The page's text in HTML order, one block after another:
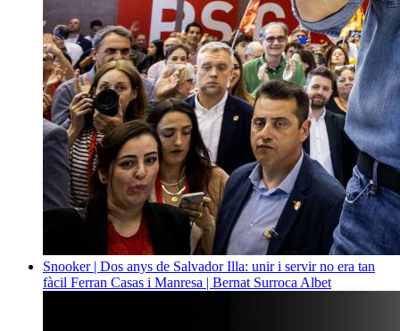
Snooker | Dos anys de Salvador Illa: unir i servir no era tan
fàcil Ferran Casas i Manresa | Bernat Surroca Albet